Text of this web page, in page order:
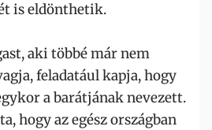
is eldönthetik.
aki többé már nem
feladatául kapja, hogy
a barátjának nevezett.
hogy az egész országban